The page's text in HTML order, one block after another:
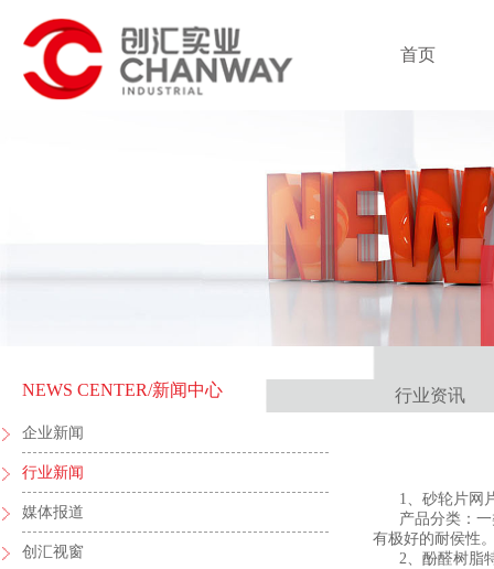
首页
NEWS CENTER/新闻中心
企业新闻
行业新闻
媒体报道
创汇视窗
行业资讯
1、砂轮片网片
产品分类：一
有极好的耐侯性
2、酚醛树脂特